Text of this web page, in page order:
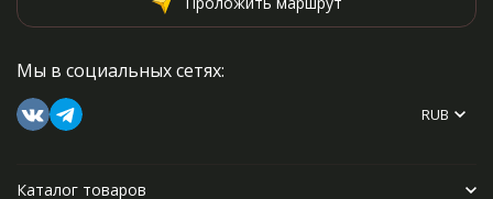
Мы в социальных сетях:
RUB
Каталог товаров